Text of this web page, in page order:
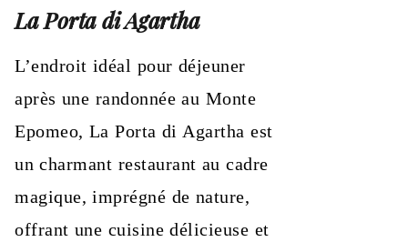
La Porta di Agartha
L’endroit idéal pour déjeuner
après une randonnée au Monte
Epomeo, La Porta di Agartha est
un charmant restaurant au cadre
magique, imprégné de nature,
offrant une cuisine délicieuse et